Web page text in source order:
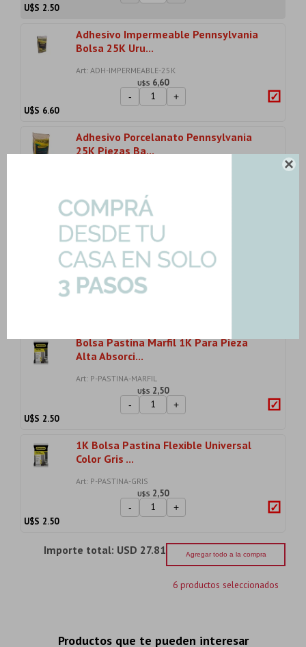

U$S 2.50
Adhesivo Impermeable Pennsylvania
Bolsa 25K Uru...
Art: ADH-IMPERMEABLE-25K
U$S 6,60
- +
U$S 6.60
Adhesivo Porcelanato Pennsylvania
25K Piezas Ba...
-
11.21
Pastina Color Blanco Alta Absorcion
Pennsylvani...
Art: P-PASTINA-BLANCO
U$S
Bolsa Pastina Marfil 1K Para Pieza
Alta Absorci...
Art: P-PASTINA-MARFIL
U$S 2,50
- +
U$S 2.50
1K Bolsa Pastina Flexible Universal
Color Gris ...
Art: P-PASTINA-GRIS
U$S 2,50
- +
U$S 2.50
Importe total: USD 27.81 Agregar todo a la compra
6 productos seleccionados
Productos que te pueden interesar